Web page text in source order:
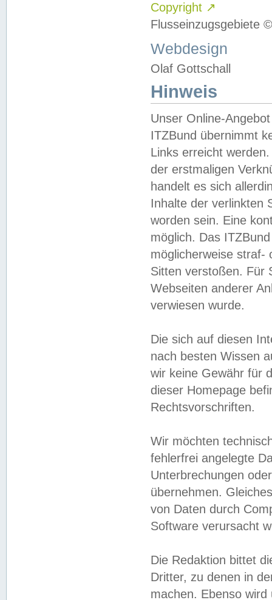
Copyright ↗
Flusseinzugsgebiete
Webdesign
Olaf Gottschall
Hinweis
Unser Online-
ITZBund übernimmt
Links erreicht
der erstmaligen
handelt es sich
Inhalte der verlinkten
worden sein. Eine
möglich. Das
möglicherweise straf-
Sitten verstoßen. Für
Webseiten anderer
verwiesen wurde.
Die sich auf diesen
nach besten Wissen
wir keine Gewähr für
dieser Homepage
Rechtsvorschriften.
Wir möchten
fehlerfrei angelegte
Unterbrechungen
übernehmen.
von Daten durch
Software verursacht
Die Redaktion bittet
Dritter, zu denen in
machen. Ebenso